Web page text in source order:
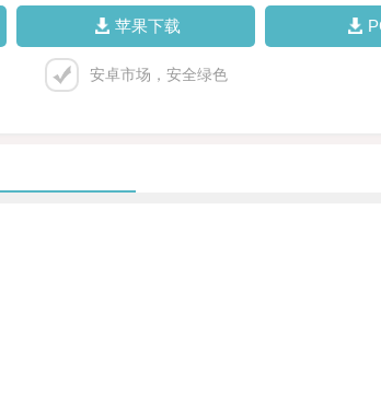
苹果下载
安卓市场，安全绿色